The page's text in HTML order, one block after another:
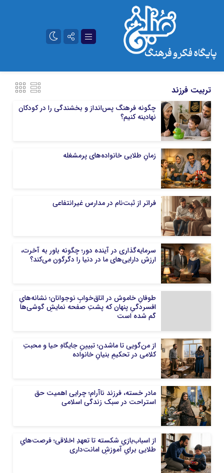
تربیت فرزند
چگونه فرهنگ پس‌انداز و بخشندگی را در کودکان
نهادینه کنیم؟
زمانِ طلایی خانواده‌های پرمشغله
فراتر از ثبت‌نام در مدارس غیرانتفاعی
سرمایه‌گذاری در آینده‌ دور؛ چگونه باور به آخرت،
ارزش دارایی‌های ما در دنیا را دگرگون می‌کند؟
طوفانِ خاموش در اتاق‌خوابِ نوجوانان؛ نشانه‌هایِ
افسردگیِ پنهان که پشتِ صفحه نمایشِ گوشی‌ها
گم شده است
از من‌گویی تا ما‌شدن؛ تبیینِ جایگاهِ حیا و محبتِ
کلامی در تحکیمِ بنیانِ خانواده
مادر خسته، فرزند ناآرام؛ چرایی اهمیت حق
استراحت در سبک زندگی اسلامی
از اسباب‌بازیِ شکسته تا تعهدِ اخلاقی؛ فرصت‌هایِ
طلایی برایِ آموزشِ امانت‌داری